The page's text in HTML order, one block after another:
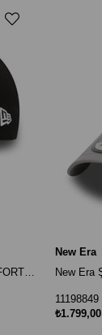
New Era Şapka - NBA Essential Outline 9FORTY Chicago Bulls Siyah
New Era
11198849
₺1.799,00